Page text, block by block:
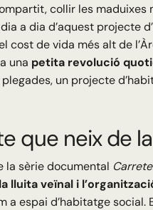
collir les maduixes
a dia d’aquest projecte
cost de vida més alt de
una petita revolució
un projecte
que neix de
la sèrie documental
lluita veïnal i
a espai d’habitatge social.